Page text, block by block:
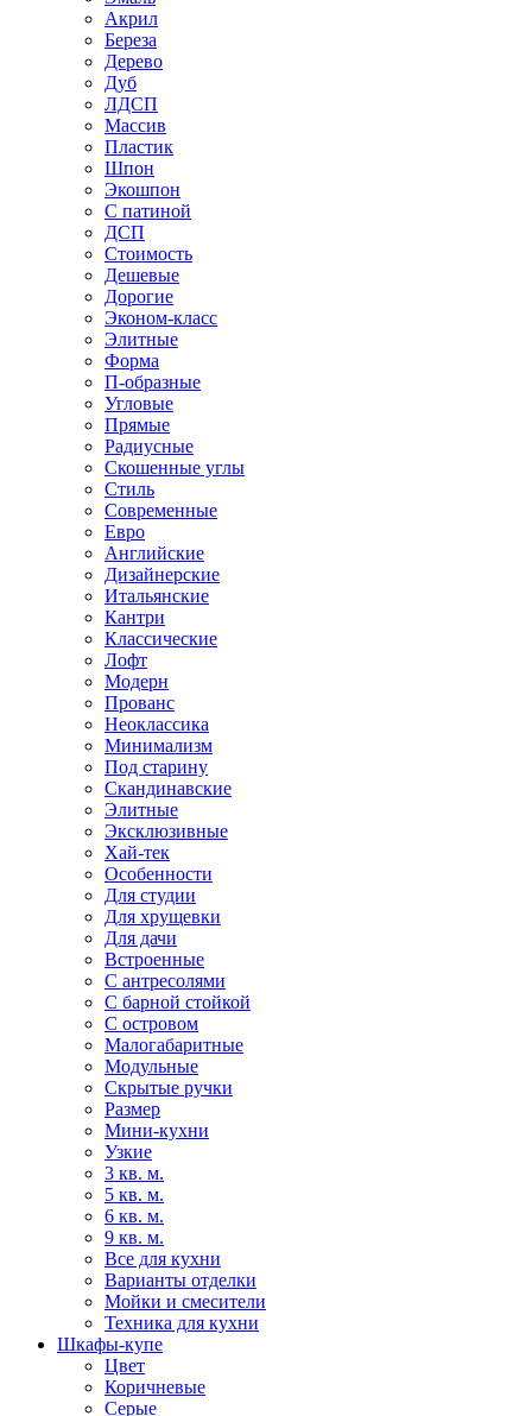
Акрил
Береза
Дерево
Дуб
ЛДСП
Массив
Пластик
Шпон
Экошпон
С патиной
ДСП
Стоимость
Дешевые
Дорогие
Эконом-класс
Элитные
Форма
П-образные
Угловые
Прямые
Радиусные
Скошенные углы
Стиль
Современные
Евро
Английские
Дизайнерские
Итальянские
Кантри
Классические
Лофт
Модерн
Прованс
Неоклассика
Минимализм
Под старину
Скандинавские
Элитные
Эксклюзивные
Хай-тек
Особенности
Для студии
Для хрущевки
Для дачи
Встроенные
С антресолями
С барной стойкой
С островом
Малогабаритные
Модульные
Скрытые ручки
Размер
Мини-кухни
Узкие
3 кв. м.
5 кв. м.
6 кв. м.
9 кв. м.
Все для кухни
Варианты отделки
Мойки и смесители
Техника для кухни
Шкафы-купе
Цвет
Коричневые
Серые